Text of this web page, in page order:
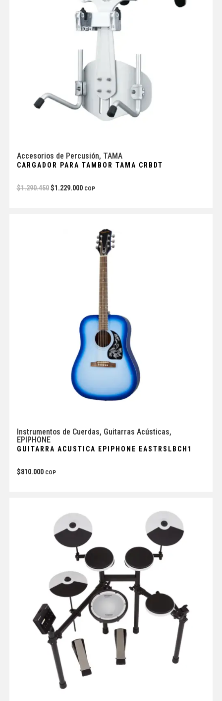
Accesorios de Percusión, TAMA
CARGADOR PARA TAMBOR TAMA CRBDT
$1.290.450 $1.229.000 COP
Instrumentos de Cuerdas, Guitarras Acústicas,
EPIPHONE
GUITARRA ACUSTICA EPIPHONE EASTRSLBCH1
$810.000 COP